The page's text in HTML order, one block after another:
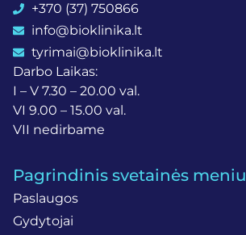
+370 (37) 750866
info@bioklinika.lt
tyrimai@bioklinika.lt
Darbo Laikas:
I – V 7.30 – 20.00 val.
VI 9.00 – 15.00 val.
VII nedirbame
Pagrindinis svetainės meniu
Paslaugos
Gydytojai